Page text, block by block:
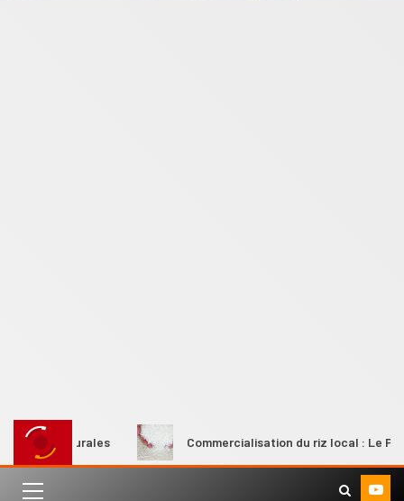
rurales Commercialisation du riz local : Le Premier